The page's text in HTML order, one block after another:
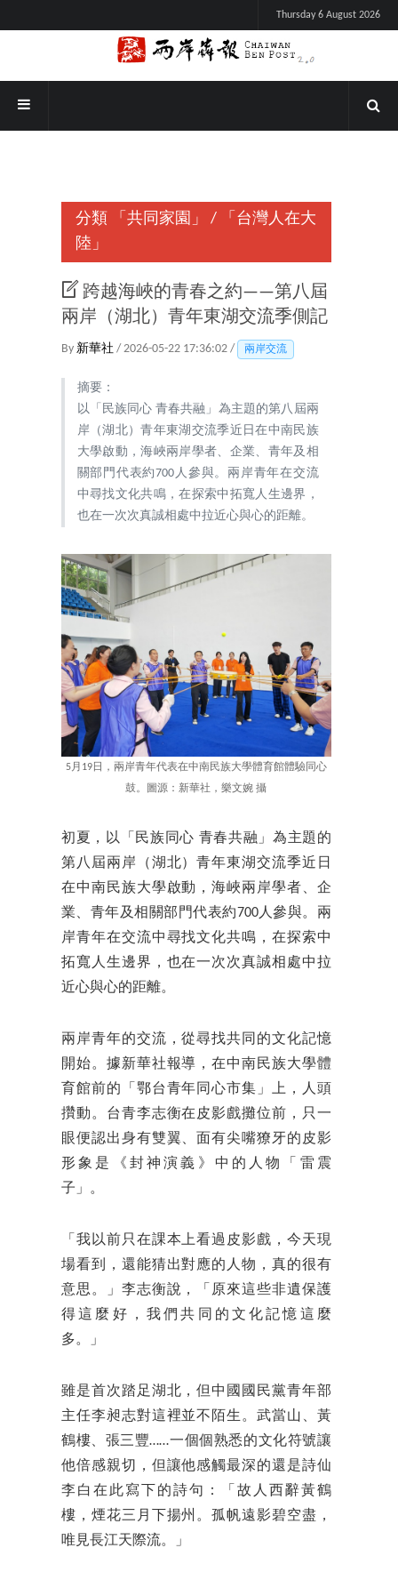
Thursday 6 August 2026
分類 「共同家園」 /
「台灣人在大
陸」
跨越海峽的青春之約——第八屆
兩岸（湖北）青年東湖交流季側記
By 新華社 / 2026-05-22 17:36:02 / 兩岸交流
摘要：
以「民族同心 青春共融」為主題的第八屆兩
岸（湖北）青年東湖交流季近日在中南民族
大學啟動，海峽兩岸學者、企業、青年及相
關部門代表約700人參與。兩岸青年在交流
中尋找文化共鳴，在探索中拓寬人生邊界，
也在一次次真誠相處中拉近心與心的距離。
5月19日，兩岸青年代表在中南民族大學體育館體驗同心
鼓。圖源：新華社，樂文婉 攝
初夏，以「民族同心 青春共融」為主題的
第八屆兩岸（湖北）青年東湖交流季近日
在中南民族大學啟動，海峽兩岸學者、企
業、青年及相關部門代表約700人參與。兩
岸青年在交流中尋找文化共鳴，在探索中
拓寬人生邊界，也在一次次真誠相處中拉
近心與心的距離。
兩岸青年的交流，從尋找共同的文化記憶
開始。據新華社報導，在中南民族大學體
育館前的「鄂台青年同心市集」上，人頭
攢動。台青李志衡在皮影戲攤位前，只一
眼便認出身有雙翼、面有尖嘴獠牙的皮影
形象是《封神演義》中的人物「雷震
子」。
「我以前只在課本上看過皮影戲，今天現
場看到，還能猜出對應的人物，真的很有
意思。」李志衡說，「原來這些非遺保護
得這麼好，我們共同的文化記憶這麼
多。」
雖是首次踏足湖北，但中國國民黨青年部
主任李昶志對這裡並不陌生。武當山、黃
鶴樓、張三豐……一個個熟悉的文化符號讓
他倍感親切，但讓他感觸最深的還是詩仙
李白在此寫下的詩句：「故人西辭黃鶴
樓，煙花三月下揚州。孤帆遠影碧空盡，
唯見長江天際流。」